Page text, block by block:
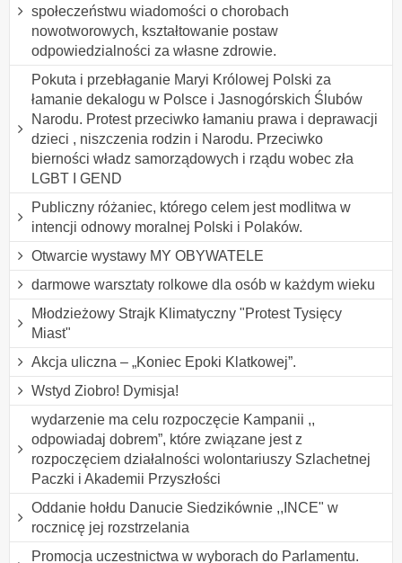
społeczeństwu wiadomości o chorobach
nowotworowych, kształtowanie postaw
odpowiedzialności za własne zdrowie.
Pokuta i przebłaganie Maryi Królowej Polski za
łamanie dekalogu w Polsce i Jasnogórskich Ślubów
Narodu. Protest przeciwko łamaniu prawa i deprawacji
dzieci , niszczenia rodzin i Narodu. Przeciwko
bierności władz samorządowych i rządu wobec zła
LGBT I GEND
Publiczny różaniec, którego celem jest modlitwa w
intencji odnowy moralnej Polski i Polaków.
Otwarcie wystawy MY OBYWATELE
darmowe warsztaty rolkowe dla osób w każdym wieku
Młodzieżowy Strajk Klimatyczny "Protest Tysięcy
Miast"
Akcja uliczna – „Koniec Epoki Klatkowej”.
Wstyd Ziobro! Dymisja!
wydarzenie ma celu rozpoczęcie Kampanii ,,
odpowiadaj dobrem”, które związane jest z
rozpoczęciem działalności wolontariuszy Szlachetnej
Paczki i Akademii Przyszłości
Oddanie hołdu Danucie Siedzikównie ,,INCE" w
rocznicę jej rozstrzelania
Promocja uczestnictwa w wyborach do Parlamentu.